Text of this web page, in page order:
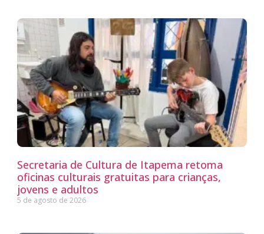
Secretaria de Cultura de Itapema retoma
oficinas culturais gratuitas para crianças,
jovens e adultos
5 de agosto de 2026